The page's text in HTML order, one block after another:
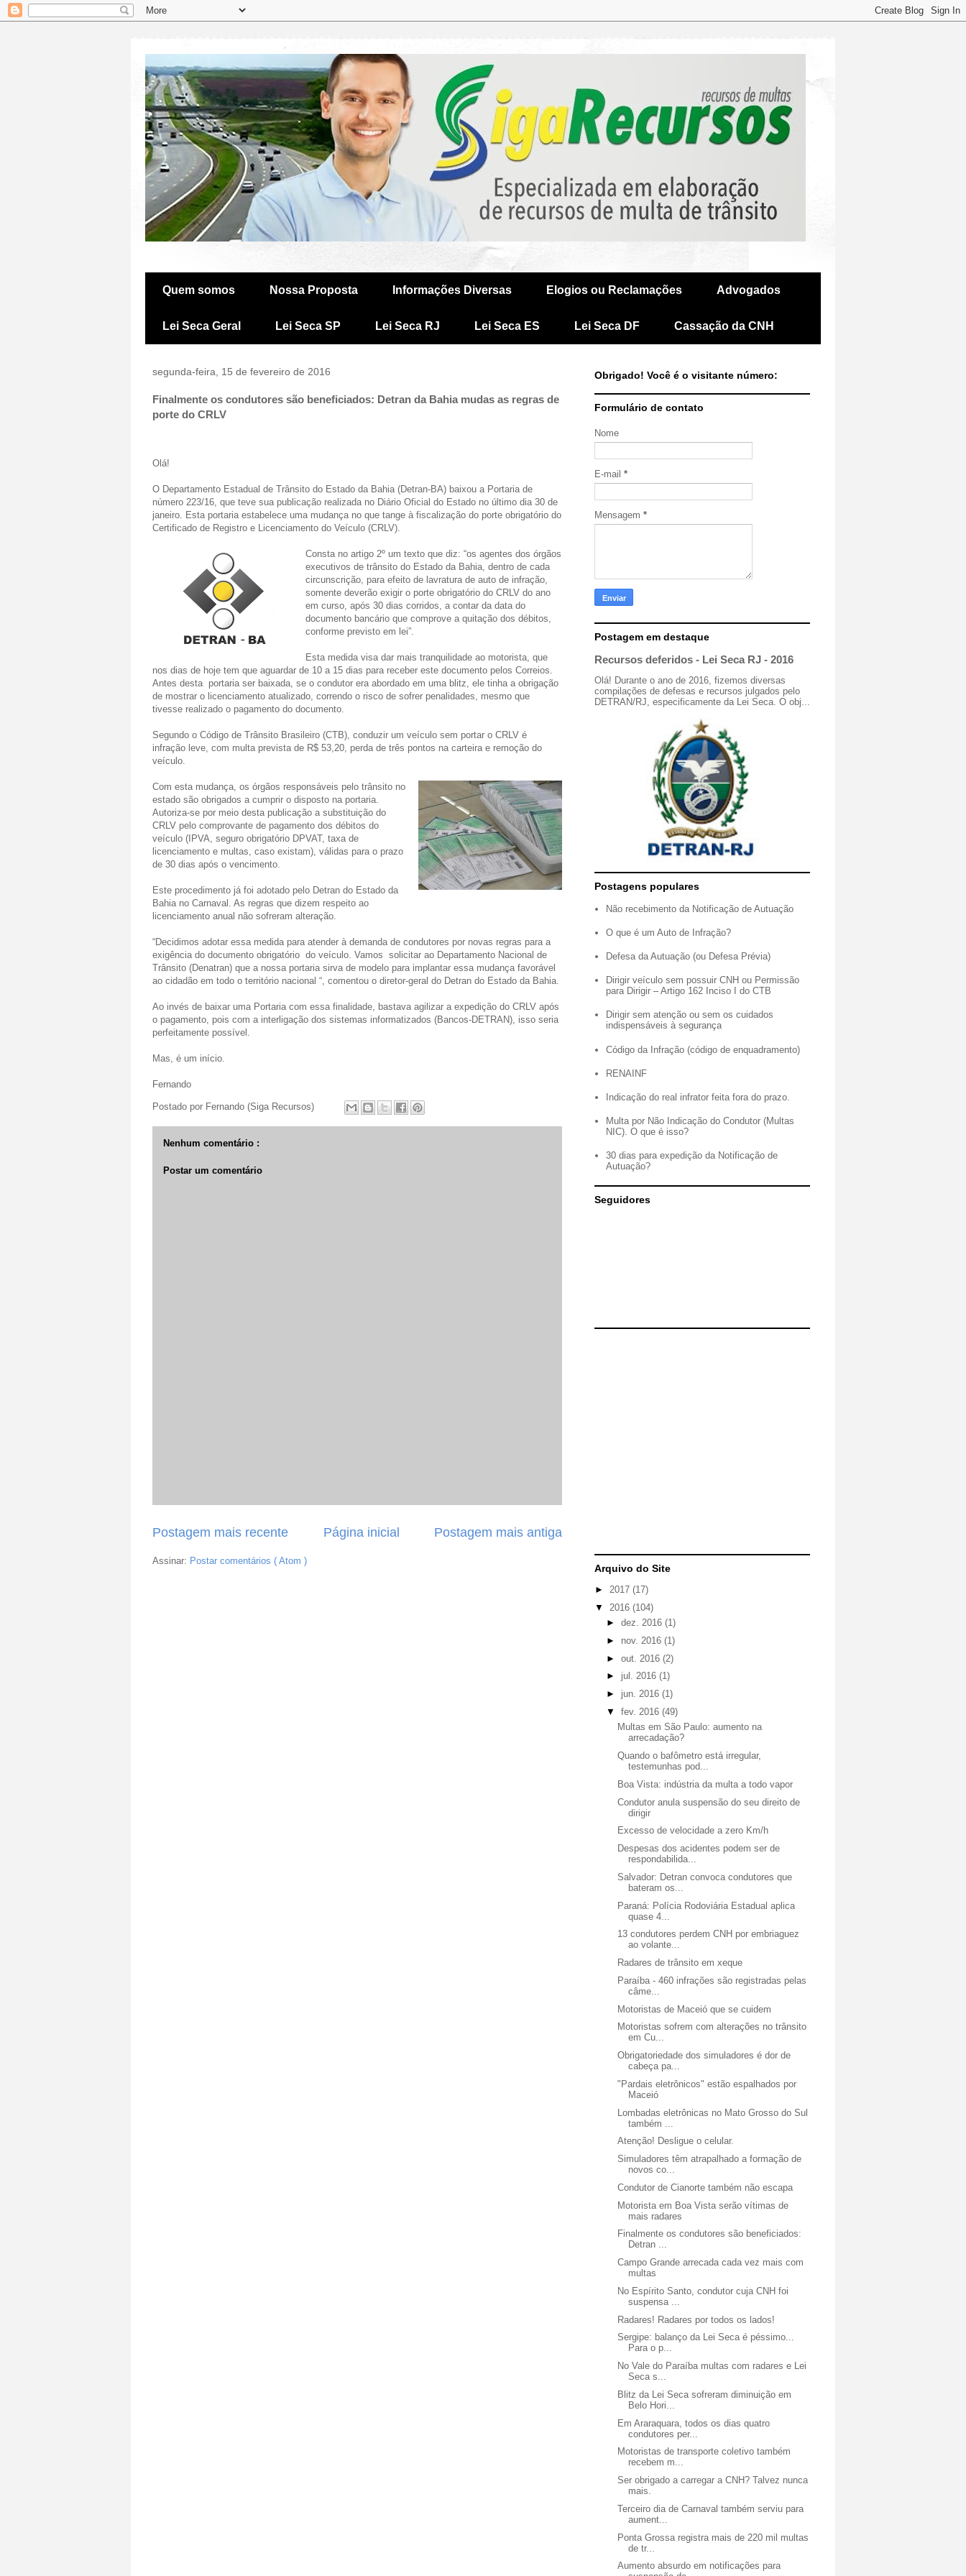
Quem somos Nossa Proposta Informações Diversas Elogios ou Reclamações Advogados
Lei Seca Geral Lei Seca SP Lei Seca RJ Lei Seca ES Lei Seca DF Cassação da CNH
segunda-feira, 15 de fevereiro de 2016
Finalmente os condutores são beneficiados: Detran da Bahia mudas as regras de
porte do CRLV
Olá!
O Departamento Estadual de Trânsito do Estado da Bahia (Detran-BA) baixou a Portaria de
número 223/16, que teve sua publicação realizada no Diário Oficial do Estado no último dia 30 de
janeiro. Esta portaria estabelece uma mudança no que tange à fiscalização do porte obrigatório do
Certificado de Registro e Licenciamento do Veículo (CRLV).
Consta no artigo 2º um texto que diz: “os agentes dos órgãos
executivos de trânsito do Estado da Bahia, dentro de cada
circunscrição, para efeito de lavratura de auto de infração,
somente deverão exigir o porte obrigatório do CRLV do ano
em curso, após 30 dias corridos, a contar da data do
documento bancário que comprove a quitação dos débitos,
conforme previsto em lei”.
Esta medida visa dar mais tranquilidade ao motorista, que
nos dias de hoje tem que aguardar de 10 a 15 dias para receber este documento pelos Correios.
Antes desta portaria ser baixada, se o condutor era abordado em uma blitz, ele tinha a obrigação
de mostrar o licenciamento atualizado, correndo o risco de sofrer penalidades, mesmo que
tivesse realizado o pagamento do documento.
Segundo o Código de Trânsito Brasileiro (CTB), conduzir um veículo sem portar o CRLV é
infração leve, com multa prevista de R$ 53,20, perda de três pontos na carteira e remoção do
veículo.
Com esta mudança, os órgãos responsáveis pelo trânsito no
estado são obrigados a cumprir o disposto na portaria.
Autoriza-se por meio desta publicação a substituição do
CRLV pelo comprovante de pagamento dos débitos do
veículo (IPVA, seguro obrigatório DPVAT, taxa de
licenciamento e multas, caso existam), válidas para o prazo
de 30 dias após o vencimento.
Este procedimento já foi adotado pelo Detran do Estado da
Bahia no Carnaval. As regras que dizem respeito ao
licenciamento anual não sofreram alteração.
“Decidimos adotar essa medida para atender à demanda de condutores por novas regras para a
exigência do documento obrigatório do veículo. Vamos solicitar ao Departamento Nacional de
Trânsito (Denatran) que a nossa portaria sirva de modelo para implantar essa mudança favorável
ao cidadão em todo o território nacional “, comentou o diretor-geral do Detran do Estado da Bahia.
Ao invés de baixar uma Portaria com essa finalidade, bastava agilizar a expedição do CRLV após
o pagamento, pois com a interligação dos sistemas informatizados (Bancos-DETRAN), isso seria
perfeitamente possível.
Mas, é um início.
Fernando
Postado por Fernando (Siga Recursos)
Nenhum comentário :
Postar um comentário
Postagem mais recente Postagem mais antiga
Página inicial
Assinar: Postar comentários ( Atom )
Obrigado! Você é o visitante número:
Formulário de contato
Nome
E-mail *
Mensagem *
Postagem em destaque
Recursos deferidos - Lei Seca RJ - 2016
Olá! Durante o ano de 2016, fizemos diversas
compilações de defesas e recursos julgados pelo
DETRAN/RJ, especificamente da Lei Seca. O obj...
Postagens populares
Não recebimento da Notificação de Autuação
O que é um Auto de Infração?
Defesa da Autuação (ou Defesa Prévia)
Dirigir veículo sem possuir CNH ou Permissão
para Dirigir – Artigo 162 Inciso I do CTB
Dirigir sem atenção ou sem os cuidados
indispensáveis à segurança
Código da Infração (código de enquadramento)
RENAINF
Indicação do real infrator feita fora do prazo.
Multa por Não Indicação do Condutor (Multas
NIC). O que é isso?
30 dias para expedição da Notificação de
Autuação?
Seguidores
Arquivo do Site
► 2017 (17)
▼ 2016 (104)
► dez. 2016 (1)
► nov. 2016 (1)
► out. 2016 (2)
► jul. 2016 (1)
► jun. 2016 (1)
▼ fev. 2016 (49)
Multas em São Paulo: aumento na
arrecadação?
Quando o bafômetro está irregular,
testemunhas pod...
Boa Vista: indústria da multa a todo vapor
Condutor anula suspensão do seu direito de
dirigir
Excesso de velocidade a zero Km/h
Despesas dos acidentes podem ser de
respondabilida...
Salvador: Detran convoca condutores que
bateram os...
Paraná: Polícia Rodoviária Estadual aplica
quase 4...
13 condutores perdem CNH por embriaguez
ao volante...
Radares de trânsito em xeque
Paraíba - 460 infrações são registradas pelas
câme...
Motoristas de Maceió que se cuidem
Motoristas sofrem com alterações no trânsito
em Cu...
Obrigatoriedade dos simuladores é dor de
cabeça pa...
"Pardais eletrônicos" estão espalhados por
Maceió
Lombadas eletrônicas no Mato Grosso do Sul
também ...
Atenção! Desligue o celular.
Simuladores têm atrapalhado a formação de
novos co...
Condutor de Cianorte também não escapa
Motorista em Boa Vista serão vítimas de
mais radares
Finalmente os condutores são beneficiados:
Detran ...
Campo Grande arrecada cada vez mais com
multas
No Espírito Santo, condutor cuja CNH foi
suspensa ...
Radares! Radares por todos os lados!
Sergipe: balanço da Lei Seca é péssimo...
Para o p...
No Vale do Paraíba multas com radares e Lei
Seca s...
Blitz da Lei Seca sofreram diminuição em
Belo Hori...
Em Araraquara, todos os dias quatro
condutores per...
Motoristas de transporte coletivo também
recebem m...
Ser obrigado a carregar a CNH? Talvez nunca
mais.
Terceiro dia de Carnaval também serviu para
aument...
Ponta Grossa registra mais de 220 mil multas
de tr...
Aumento absurdo em notificações para